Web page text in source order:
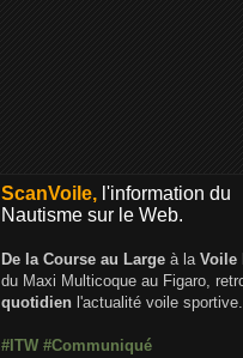
ScanVoile, l'information du
Nautisme sur le Web.
De la Course au Large à la Voile
du Maxi Multicoque au Figaro,
quotidien l'actualité voile sportive.
#ITW #Communiqué